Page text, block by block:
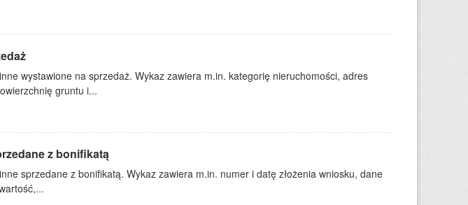
wystawione na sprzedaż. Wykaz zawiera m.in. kategorię nieruchomości, adres
gruntu i...
z bonifikatą
sprzedane z bonifikatą. Wykaz zawiera m.in. numer i datę złożenia wniosku, dane